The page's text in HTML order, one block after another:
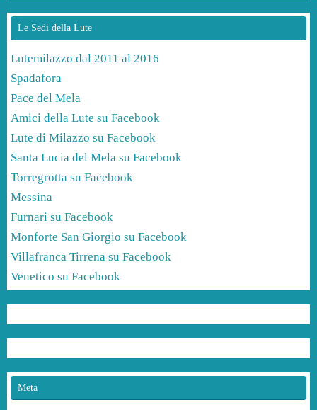
Le Sedi della Lute
Lutemilazzo dal 2011 al 2016
Spadafora
Pace del Mela
Amici della Lute su Facebook
Lute di Milazzo su Facebook
Santa Lucia del Mela su Facebook
Torregrotta su Facebook
Messina
Furnari su Facebook
Monforte San Giorgio su Facebook
Villafranca Tirrena su Facebook
Venetico su Facebook
Meta